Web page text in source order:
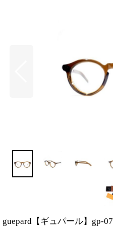
guepard【ギュパール】gp-07